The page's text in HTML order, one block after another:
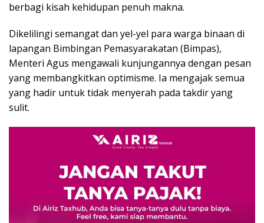
berbagi kisah kehidupan penuh makna.
Dikelilingi semangat dan yel-yel para warga binaan di
lapangan Bimbingan Pemasyarakatan (Bimpas),
Menteri Agus mengawali kunjungannya dengan pesan
yang membangkitkan optimisme. Ia mengajak semua
yang hadir untuk tidak menyerah pada takdir yang
sulit.